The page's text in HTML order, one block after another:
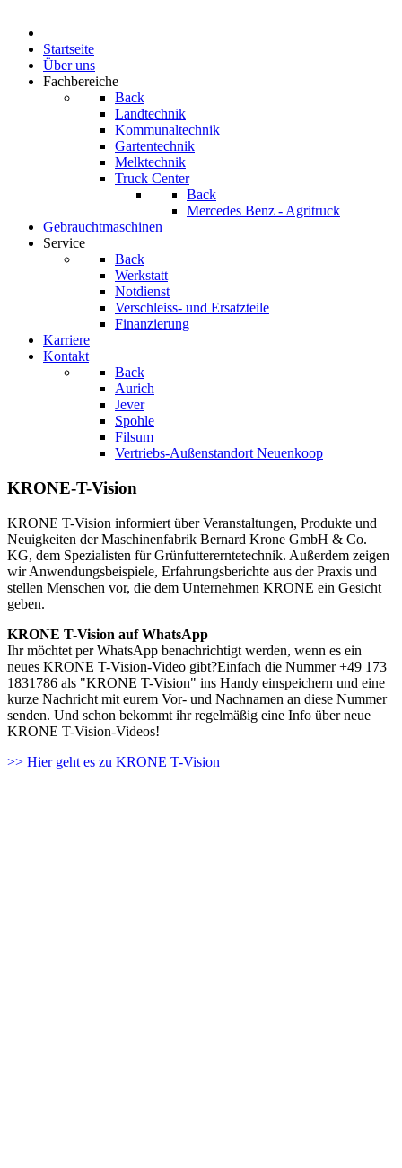
Startseite
Über uns
Fachbereiche
Back
Landtechnik
Kommunaltechnik
Gartentechnik
Melktechnik
Truck Center
Back
Mercedes Benz - Agritruck
Gebrauchtmaschinen
Service
Back
Werkstatt
Notdienst
Verschleiss- und Ersatzteile
Finanzierung
Karriere
Kontakt
Back
Aurich
Jever
Spohle
Filsum
Vertriebs-Außenstandort Neuenkoop
KRONE-T-Vision
KRONE T-Vision informiert über Veranstaltungen, Produkte und
Neuigkeiten der Maschinenfabrik Bernard Krone GmbH & Co.
KG, dem Spezialisten für Grünfuttererntetechnik. Außerdem zeigen
wir Anwendungsbeispiele, Erfahrungsberichte aus der Praxis und
stellen Menschen vor, die dem Unternehmen KRONE ein Gesicht
geben.
KRONE T-Vision auf WhatsApp
Ihr möchtet per WhatsApp benachrichtigt werden, wenn es ein
neues KRONE T-Vision-Video gibt?Einfach die Nummer +49 173
1831786 als "KRONE T-Vision" ins Handy einspeichern und eine
kurze Nachricht mit eurem Vor- und Nachnamen an diese Nummer
senden. Und schon bekommt ihr regelmäßig eine Info über neue
KRONE T-Vision-Videos!
>> Hier geht es zu KRONE T-Vision